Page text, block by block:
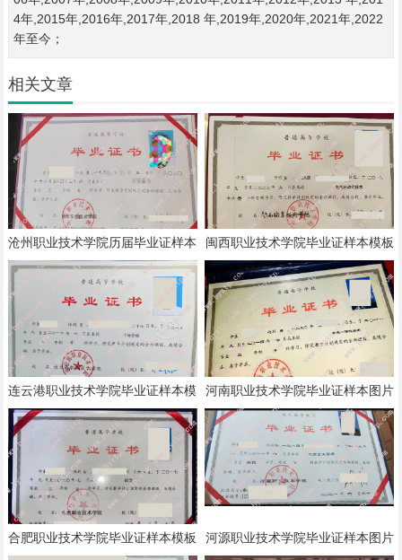
4年,2015年,2016年,2017年,2018 年,2019年,2020年,2021年,2022
年至今；
相关文章
沧州职业技术学院历届毕业证样本
模板
闽西职业技术学院毕业证样本模板
连云港职业技术学院毕业证样本模
板
河南职业技术学院毕业证样本图片
合肥职业技术学院毕业证样本模板 河源职业技术学院毕业证样本图片